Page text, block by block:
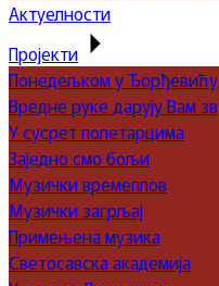
Актуелности
Пројекти
Понедељком у Ђорђевићу
Вредне руке дарују Вам
У сусрет полетарцима
Заједно смо бољи
Музички времеплов
Музички загрљај
Примењена музика
Светосавска академија